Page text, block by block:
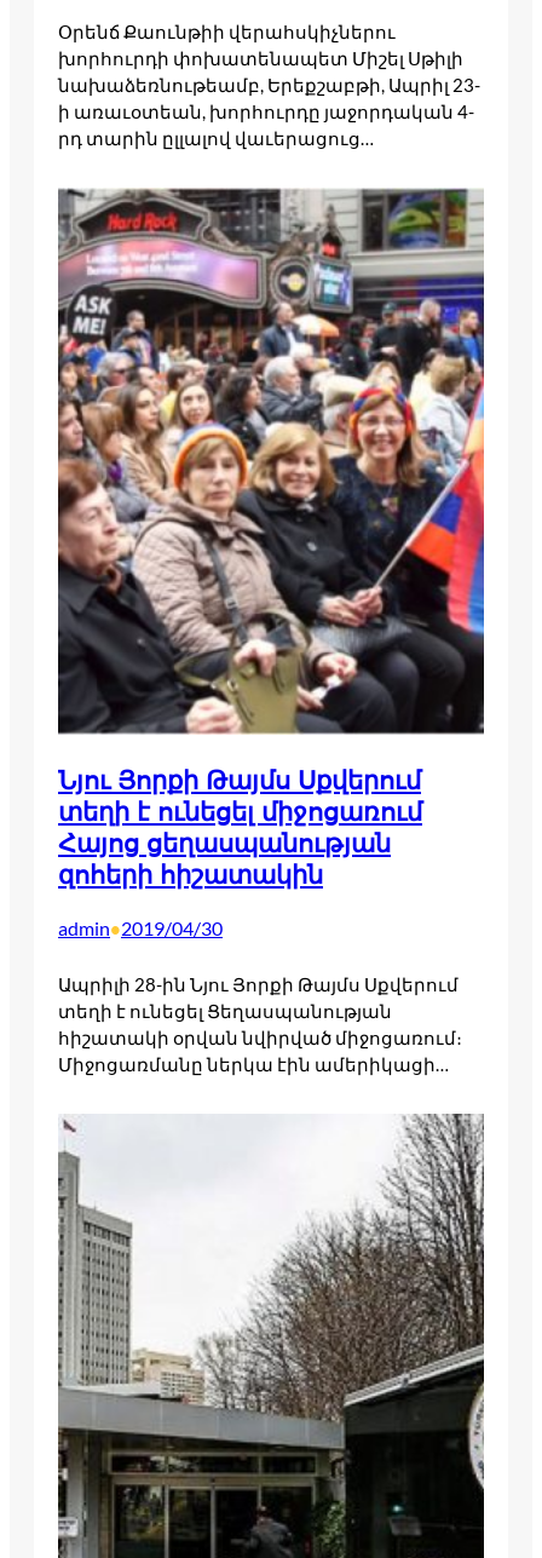
Օրենճ Քաունթիի վերահսկիչներու
խորհուրդի փոխատենապետ Միշել Սթիլի
նախաձեռնութեամբ, Երեքշաբթի, Ապրիլ 23-
ի առաւօտեան, խորհուրդը յաջորդական 4-
րդ տարին ըլլալով վաւերացուց…
Նյու Յորքի Թայմս Սքվերում
տեղի է ունեցել միջոցառում
Հայոց ցեղասպանության
զոհերի հիշատակին
admin•2019/04/30
Ապրիլի 28-ին Նյու Յորքի Թայմս Սքվերում
տեղի է ունեցել Ցեղասպանության
հիշատակի օրվան նվիրված միջոցառում։
Միջոցառմանը ներկա էին ամերիկացի…